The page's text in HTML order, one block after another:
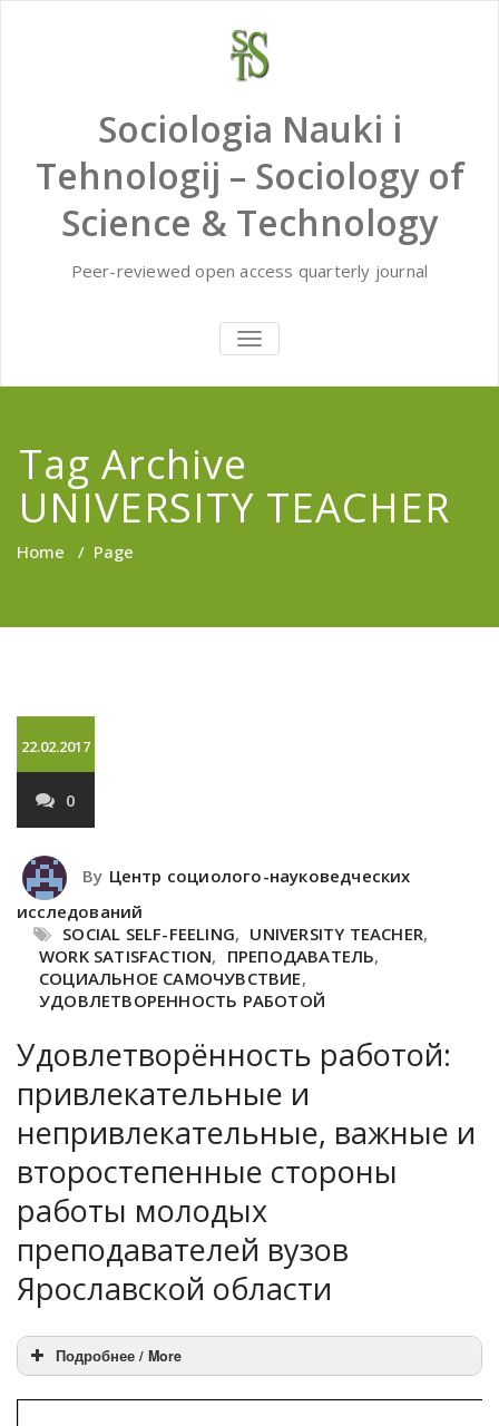
Sociologia Nauki i
Tehnologij – Sociology of
Science & Technology
Peer-reviewed open access quarterly journal
TOGGLE
NAVIGATION
Tag Archive
UNIVERSITY TEACHER
Home / Page
22.02.2017
0
By Центр социолого-науковедческих
исследований
SOCIAL SELF-FEELING, UNIVERSITY TEACHER,
WORK SATISFACTION, ПРЕПОДАВАТЕЛЬ,
СОЦИАЛЬНОЕ САМОЧУВСТВИЕ,
УДОВЛЕТВОРЕННОСТЬ РАБОТОЙ
Удовлетворённость работой:
привлекательные и
непривлекательные, важные и
второстепенные стороны
работы молодых
преподавателей вузов
Ярославской области
Подробнее / More